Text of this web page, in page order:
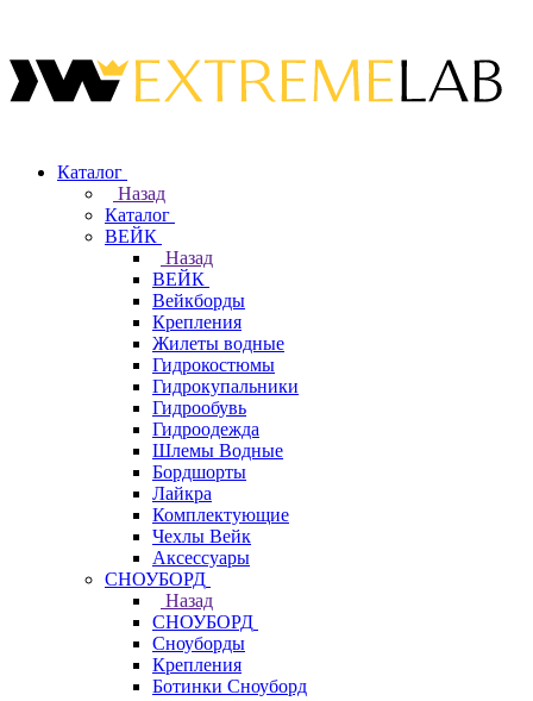
Каталог
Назад
Каталог
ВЕЙК
Назад
ВЕЙК
Вейкборды
Крепления
Жилеты водные
Гидрокостюмы
Гидрокупальники
Гидрообувь
Гидроодежда
Шлемы Водные
Бордшорты
Лайкра
Комплектующие
Чехлы Вейк
Аксессуары
СНОУБОРД
Назад
СНОУБОРД
Сноуборды
Крепления
Ботинки Сноуборд